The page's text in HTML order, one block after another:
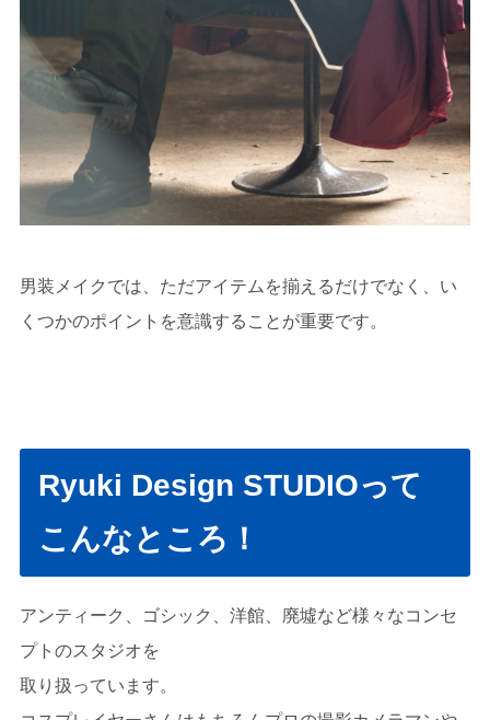
男装メイクでは、ただアイテムを揃えるだけでなく、い
くつかのポイントを意識することが重要です。
Ryuki Design STUDIOって
こんなところ！
アンティーク、ゴシック、洋館、廃墟など様々なコンセ
プトのスタジオを
取り扱っています。